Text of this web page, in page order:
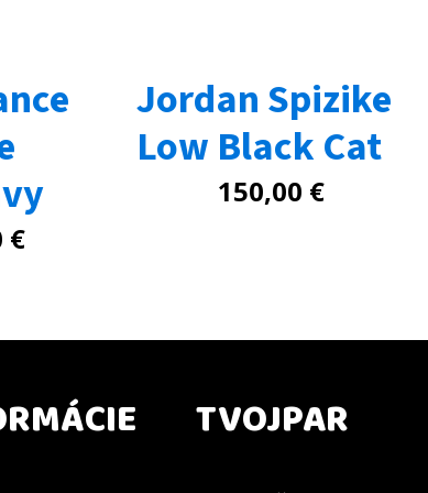
€
Jordan Spizike
Low Black Cat
150,00 €
TVOJPAR